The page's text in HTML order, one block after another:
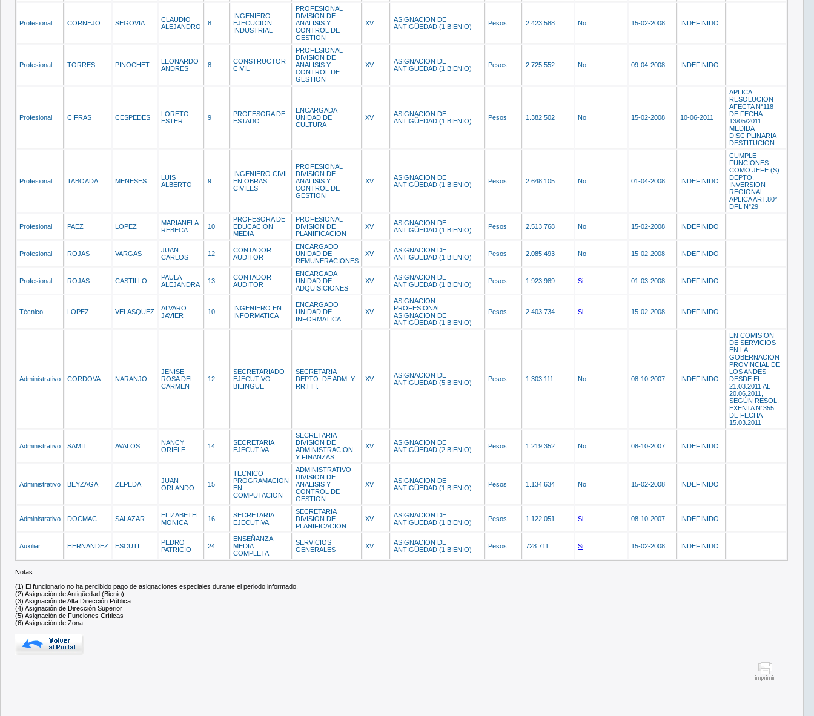
Profesional CORNEJO SEGOVIA
CLAUDIO
ALEJANDRO
8
INGENIERO
EJECUCION
INDUSTRIAL
PROFESIONAL
DIVISION DE
ANALISIS Y
CONTROL DE
GESTION
XV
ASIGNACION DE
ANTIGÜEDAD (1 BIENIO)
Pesos 2.423.588 No 15-02-2008 INDEFINIDO
Profesional TORRES PINOCHET
LEONARDO
ANDRES
8
CONSTRUCTOR
CIVIL
PROFESIONAL
DIVISION DE
ANALISIS Y
CONTROL DE
GESTION
XV
ASIGNACION DE
ANTIGÜEDAD (1 BIENIO)
Pesos 2.725.552 No 09-04-2008 INDEFINIDO
Profesional CIFRAS CESPEDES
LORETO
ESTER
9
PROFESORA DE
ESTADO
ENCARGADA
UNIDAD DE
CULTURA
XV
ASIGNACION DE
ANTIGÜEDAD (1 BIENIO)
Pesos 1.382.502 No 15-02-2008 10-06-2011
APLICA
RESOLUCION
AFECTA N°118
DE FECHA
13/05/2011
MEDIDA
DISCIPLINARIA
DESTITUCION
Profesional TABOADA MENESES
LUIS
ALBERTO
9
INGENIERO CIVIL
EN OBRAS
CIVILES
PROFESIONAL
DIVISION DE
ANALISIS Y
CONTROL DE
GESTION
XV
ASIGNACION DE
ANTIGÜEDAD (1 BIENIO)
Pesos 2.648.105 No 01-04-2008 INDEFINIDO
CUMPLE
FUNCIONES
COMO JEFE (S)
DEPTO.
INVERSION
REGIONAL.
APLICA ART.80°
DFL N°29
Profesional PAEZ LOPEZ
MARIANELA
REBECA
10
PROFESORA DE
EDUCACION
MEDIA
PROFESIONAL
DIVISION DE
PLANIFICACION
XV
ASIGNACION DE
ANTIGÜEDAD (1 BIENIO)
Pesos 2.513.768 No 15-02-2008 INDEFINIDO
Profesional ROJAS VARGAS
JUAN
CARLOS
12
CONTADOR
AUDITOR
ENCARGADO
UNIDAD DE
REMUNERACIONES
XV
ASIGNACION DE
ANTIGÜEDAD (1 BIENIO)
Pesos 2.085.493 No 15-02-2008 INDEFINIDO
Profesional ROJAS CASTILLO
PAULA
ALEJANDRA
13
CONTADOR
AUDITOR
ENCARGADA
UNIDAD DE
ADQUISICIONES
XV
ASIGNACION DE
ANTIGÜEDAD (1 BIENIO)
Pesos 1.923.989 Si 01-03-2008 INDEFINIDO
Técnico LOPEZ VELASQUEZ
ALVARO
JAVIER
10
INGENIERO EN
INFORMATICA
ENCARGADO
UNIDAD DE
INFORMATICA
XV
ASIGNACION
PROFESIONAL.
ASIGNACION DE
ANTIGÜEDAD (1 BIENIO)
Pesos 2.403.734 Si 15-02-2008 INDEFINIDO
Administrativo CORDOVA NARANJO
JENISE
ROSA DEL
CARMEN
12
SECRETARIADO
EJECUTIVO
BILINGÜE
SECRETARIA
DEPTO. DE ADM. Y
RR.HH.
XV
ASIGNACION DE
ANTIGÜEDAD (5 BIENIO)
Pesos 1.303.111 No 08-10-2007 INDEFINIDO
EN COMISION
DE SERVICIOS
EN LA
GOBERNACION
PROVINCIAL DE
LOS ANDES
DESDE EL
21.03.2011 AL
20.06.2011,
SEGÚN RESOL.
EXENTA N°355
DE FECHA
15.03.2011
Administrativo SAMIT AVALOS
NANCY
ORIELE
14
SECRETARIA
EJECUTIVA
SECRETARIA
DIVISION DE
ADMINISTRACION
Y FINANZAS
XV
ASIGNACION DE
ANTIGÜEDAD (2 BIENIO)
Pesos 1.219.352 No 08-10-2007 INDEFINIDO
Administrativo BEYZAGA ZEPEDA
JUAN
ORLANDO
15
TECNICO
PROGRAMACION
EN
COMPUTACION
ADMINISTRATIVO
DIVISION DE
ANALISIS Y
CONTROL DE
GESTION
XV
ASIGNACION DE
ANTIGÜEDAD (1 BIENIO)
Pesos 1.134.634 No 15-02-2008 INDEFINIDO
Administrativo DOCMAC SALAZAR
ELIZABETH
MONICA
16
SECRETARIA
EJECUTIVA
SECRETARIA
DIVISION DE
PLANIFICACION
XV
ASIGNACION DE
ANTIGÜEDAD (1 BIENIO)
Pesos 1.122.051 Si 08-10-2007 INDEFINIDO
Auxiliar HERNANDEZ ESCUTI
PEDRO
PATRICIO
24
ENSEÑANZA
MEDIA
COMPLETA
SERVICIOS
GENERALES
XV
ASIGNACION DE
ANTIGÜEDAD (1 BIENIO)
Pesos 728.711 Si 15-02-2008 INDEFINIDO
Notas:
(1) El funcionario no ha percibido pago de asignaciones especiales durante el periodo informado.
(2) Asignación de Antigüedad (Bienio)
(3) Asignación de Alta Dirección Pública
(4) Asignación de Dirección Superior
(5) Asignación de Funciones Críticas
(6) Asignación de Zona